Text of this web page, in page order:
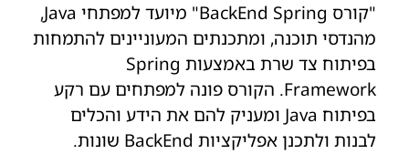
"קורס BackEnd Spring" מיועד למפתחי Java,
מהנדסי תוכנה, ומתכנתים המעוניינים להתמחות
בפיתוח צד שרת באמצעות Spring
Framework. הקורס פונה למפתחים עם רקע
בפיתוח Java ומעניק להם את הידע והכלים
לבנות ולתכנן אפליקציות BackEnd שונות.